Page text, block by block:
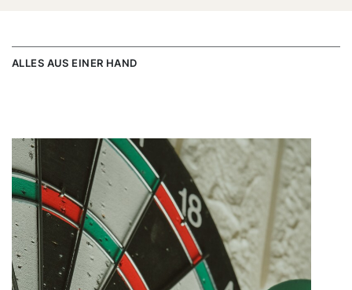
ALLES AUS EINER HAND
ALLES AUS EINER
HAND
Sie möchten mit Ihrer Abteilung eine neue
Strategie besprechen, eine thematische
Konferenz planen oder einen Workshop für Ihre